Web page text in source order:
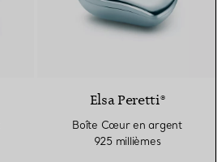
Elsa Peretti®
Boîte Cœur en argent
925 millièmes